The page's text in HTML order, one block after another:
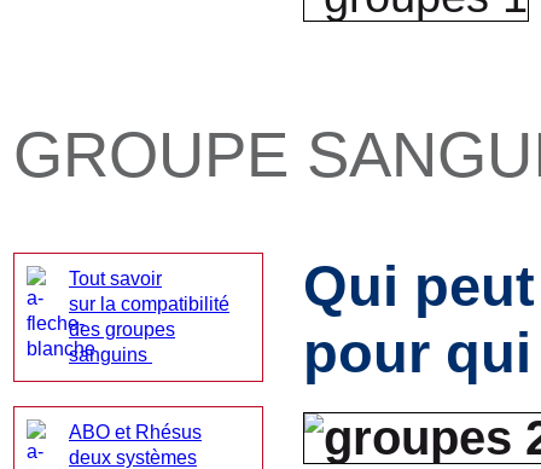
GROUPE
Tout savoir
sur la compatibilité
des groupes
sanguins
ABO et Rhésus
deux systèmes
Qui
pour